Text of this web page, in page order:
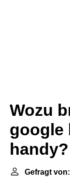
Wozu
google
handy?
Gefragt